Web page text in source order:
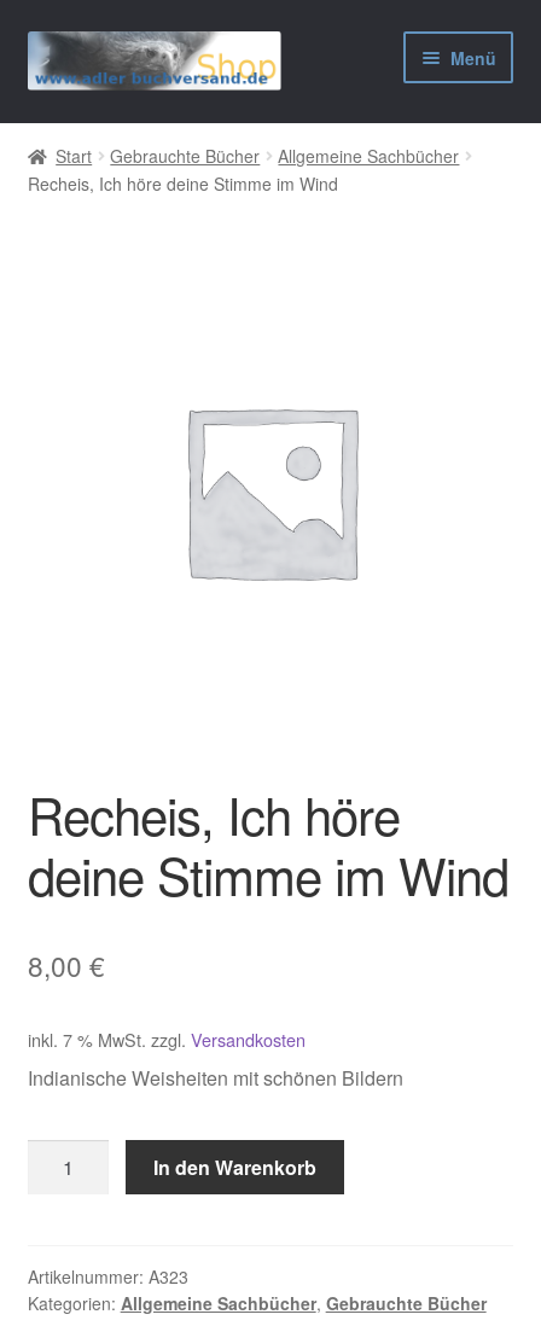
Zur
Navigation
Zum
Inhalt
Menü
AGB
Widerrufsbelehrung
Start Gebrauchte Bücher
Allgemeine Sachbücher
Recheis, Ich höre deine Stimme im Wind
Recheis, Ich höre
deine Stimme im Wind
8,00 €
inkl. 7 % MwSt. zzgl. Versandkosten
Indianische Weisheiten mit schönen Bildern
Stimme
im
In den Warenkorb
Artikelnummer: A323
Kategorien: Allgemeine Sachbücher, Gebrauchte Bücher